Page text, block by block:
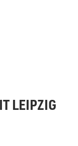
LEIPZIG